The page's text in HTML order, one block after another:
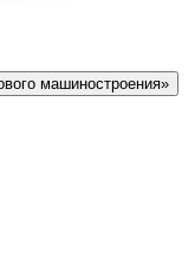
машиностроения»